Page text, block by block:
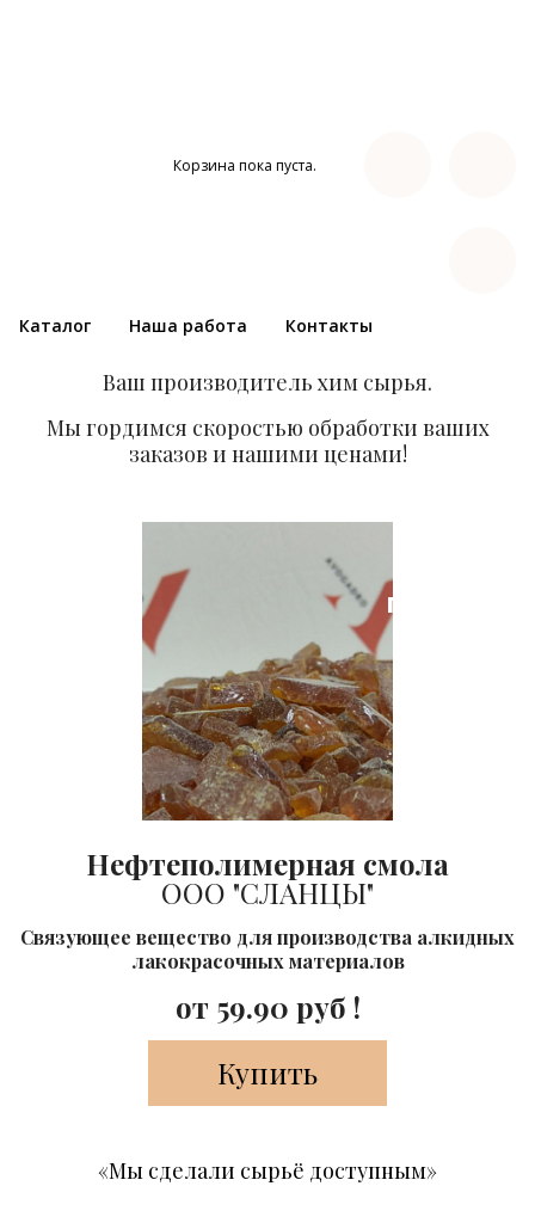
Каталог Наша работа Контакты
Корзина пока пуста.
Ваш производитель хим сырья.
Мы гордимся скоростью обработки ваших
заказов и нашими ценами!
продаж
Нефтеполимерная смола
ООО "СЛАНЦЫ"
Cвязующее вещество для производства алкидных
лакокрасочных материалов
от 59.90 руб !
Купить
«Мы сделали сырьё доступным»